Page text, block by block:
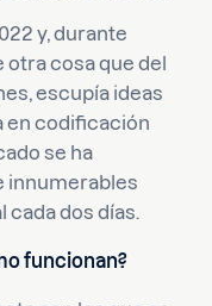
y, durante
otra cosa que del
escupía ideas
en codificación
se ha
innumerables
dos días.
funcionan?